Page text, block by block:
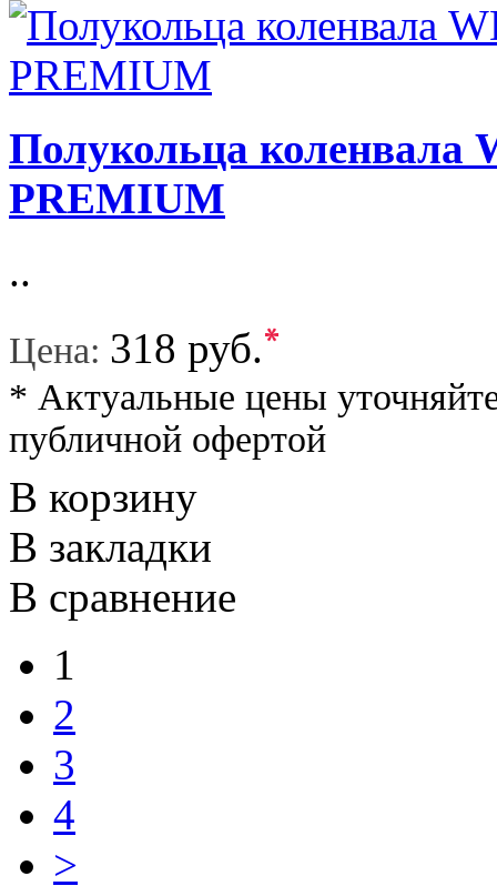
Полукольца коленвала
PREMIUM
..
Цена: 318 руб.*
* Актуальные цены
публичной офертой
В корзину
В закладки
В сравнение
1
2
3
4
>